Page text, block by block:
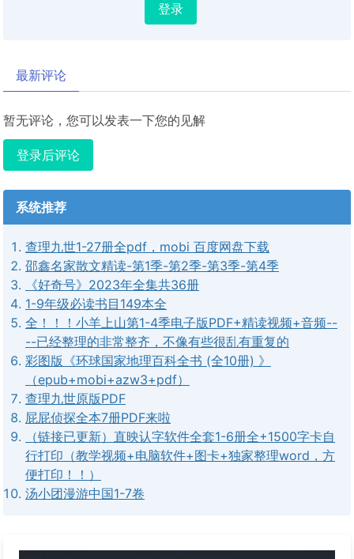
登录
最新评论
暂无评论，您可以发表一下您的见解
登录后评论
系统推荐
查理九世1-27册全pdf，mobi 百度网盘下载
邵鑫名家散文精读-第1季-第2季-第3季-第4季
《好奇号》2023年全集共36册
1-9年级必读书目149本全
全！！！小羊上山第1-4季电子版PDF+精读视频+音频--
--已经整理的非常整齐，不像有些很乱有重复的
彩图版《环球国家地理百科全书 (全10册) 》
（epub+mobi+azw3+pdf）
查理九世原版PDF
屁屁侦探全本7册PDF来啦
（链接已更新）直映认字软件全套1-6册全+1500字卡自
行打印（教学视频+电脑软件+图卡+独家整理word，方
便打印！！）
汤小团漫游中国1-7卷